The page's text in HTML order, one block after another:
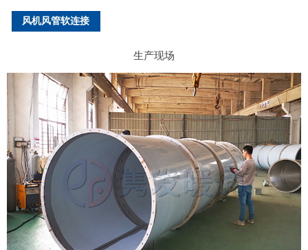
风机风管软连接
生产现场